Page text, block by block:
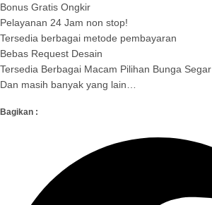
Bonus Gratis Ongkir
Pelayanan 24 Jam non stop!
Tersedia berbagai metode pembayaran
Bebas Request Desain
Tersedia Berbagai Macam Pilihan Bunga Segar
Dan masih banyak yang lain…
Bagikan :